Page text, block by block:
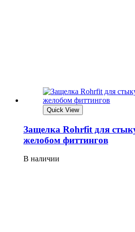
Quick View
Защелка Rohrfit для
желобом фиттингов
В наличии